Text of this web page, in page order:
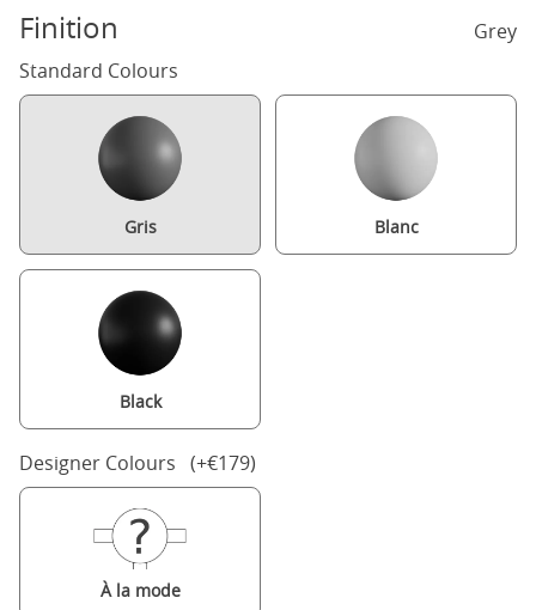
Finition
Grey
Standard Colours
Gris Blanc
Black
Designer Colours (+€179)
À la mode